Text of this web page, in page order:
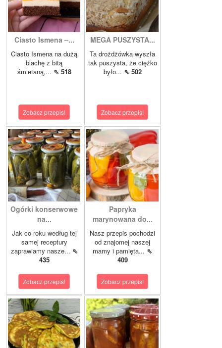
Ciasto Ismena –...
Ciasto Ismena na dużą
blachę z bitą
śmietaną,... ⇖ 518
Zobacz przepis!
MEGA PUSZYSTA...
Ta drożdżówka wyszła
tak puszysta, że ciężko
było... ⇖ 502
Zobacz przepis!
Ogórki konserwowe
na...
Jak co roku według tej
samej receptury
zaprawiamy nasze... ⇖
435
Zobacz przepis!
Papryka
marynowana do...
Nasz przepis pochodzi
od znajomej naszej
mamy i pamięta... ⇖
409
Zobacz przepis!